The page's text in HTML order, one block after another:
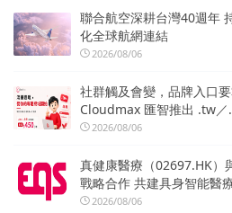
聯合航空深耕台灣40週年
化全球航網連結
2026/08/06
社群觸及會變，品牌入口
Cloudmax 匯智推出 .tw／
2026/08/06
真健康醫療（02697.HK）
戰略合作 共建具身智能醫
2026/08/06